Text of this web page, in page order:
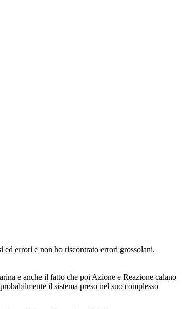
errori e non ho riscontrato errori grossolani.
e anche il fatto che poi Azione e Reazione calano
il sistema preso nel suo complesso